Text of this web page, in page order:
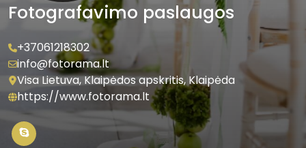
Fotografavimo paslaugos
+37061218302
info@fotorama.lt
Visa Lietuva, Klaipėdos apskritis, Klaipėda
https://www.fotorama.lt